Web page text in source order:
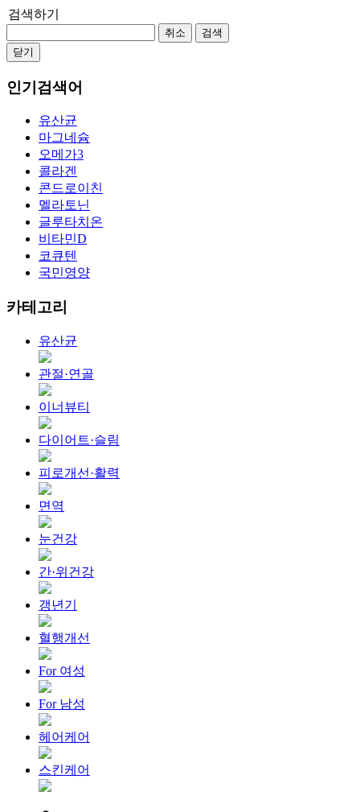
검색하기
취소
검색
닫기
인기검색어
유산균
마그네슘
오메가3
콜라겐
콘드로이친
멜라토닌
글루타치온
비타민D
코큐텐
국민영양
카테고리
유산균
관절·연골
이너뷰티
다이어트·슬림
피로개선·활력
면역
눈건강
간·위건강
갱년기
혈행개선
For 여성
For 남성
헤어케어
스킨케어